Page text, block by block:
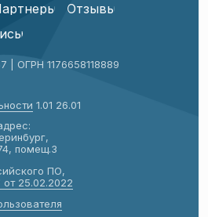
| ОГРН 1176658118889
помещ.3
1.01 26.01
ПО,
25.02.2022
ьзователя
Отзывы